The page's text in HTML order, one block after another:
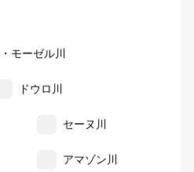
モーゼル川
ドウロ川
セーヌ川
アマゾン川